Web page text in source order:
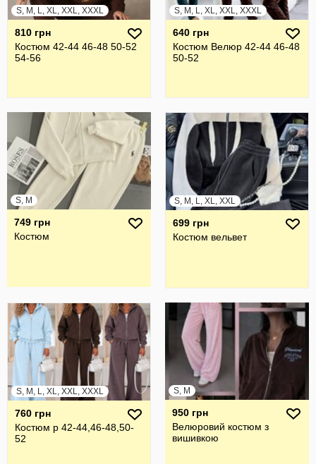
S, M, L, XL, XXL, XXXL
810 грн
Костюм 42-44 46-48 50-52
54-56
S, M, L, XL, XXL, XXXL
640 грн
Костюм Велюр 42-44 46-48
50-52
S, M
749 грн
Костюм
S, M, L, XL, XXL
699 грн
Костюм вельвет
S, M, L, XL, XXL, XXXL
760 грн
Костюм р 42-44,46-48,50-
52
S, M
950 грн
Велюровий костюм з
вишивкою